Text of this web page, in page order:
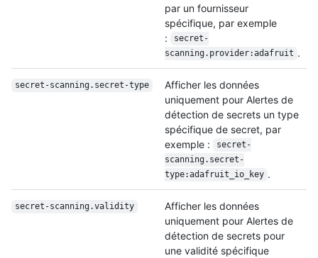
par un fournisseur
spécifique, par exemple
:
secret-
scanning.provider:adafruit .
secret-scanning.secret-type
Afficher les données
uniquement pour Alertes de
détection de secrets un type
spécifique de secret, par
exemple :
secret-
scanning.secret-
type:adafruit_ io_key .
secret-scanning.validity
Afficher les données
uniquement pour Alertes de
détection de secrets pour
une validité spécifique